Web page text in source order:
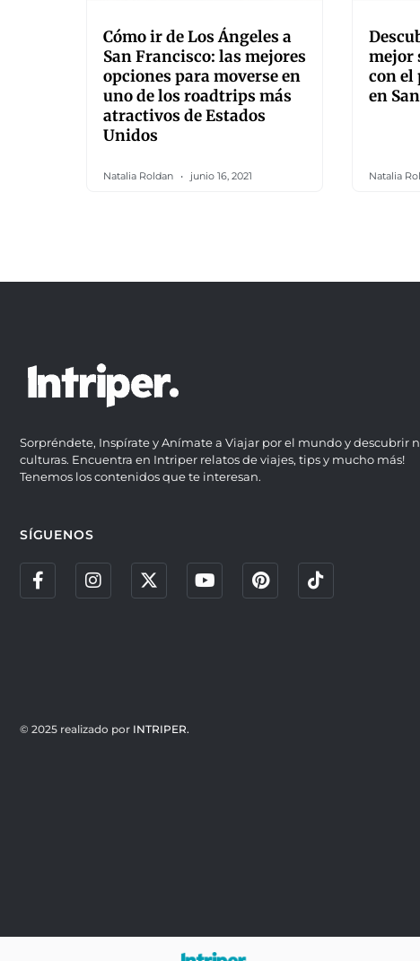
Cómo ir de Los Ángeles a
San Francisco: las mejores
opciones para moverse en
uno de los roadtrips más
atractivos de Estados
Unidos
Natalia Roldan junio 16, 2021
mejor
con el
en
Natalia
Sorpréndete, Inspírate y Anímate a Viajar por el mundo y descubrir
culturas. Encuentra en Intriper relatos de viajes, tips y mucho más!
Tenemos los contenidos que te interesan.
SÍGUENOS
© 2025 realizado por INTRIPER.